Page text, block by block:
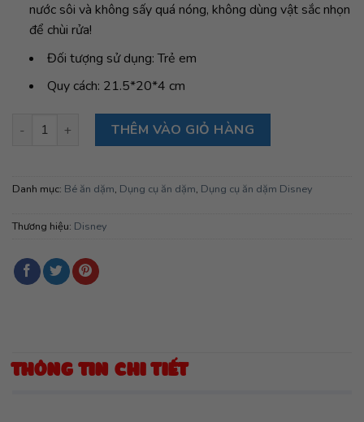
nước sôi và không sấy quá nóng, không dùng vật sắc nhọn
để chùi rửa!
Đối tượng sử dụng: Trẻ em
Quy cách: 21.5*20*4 cm
Đĩa Melamine có miệng rót Minnie số lượng
THÊM VÀO GIỎ HÀNG
Danh mục: Bé ăn dặm, Dụng cụ ăn dặm, Dụng cụ ăn dặm Disney
Thương hiệu: Disney
THÔNG TIN CHI TIẾT